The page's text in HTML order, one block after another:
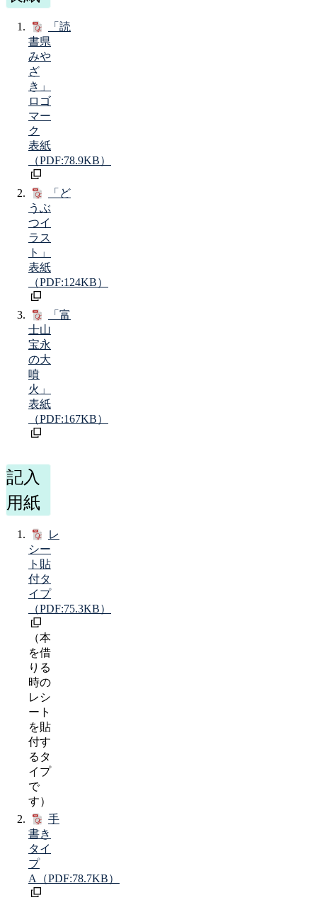
「読
書県
みや
ざ
き」
ロゴ
マー
ク
表紙
（PDF:78.9KB）
「ど
うぶ
つイ
ラス
ト」
表紙
（PDF:124KB）
「富
士山
宝永
の大
噴
火」
表紙
（PDF:167KB）
記入
用紙
レ
シー
ト貼
付タ
イプ
（PDF:75.3KB）
（本
を借
りる
時の
レシ
ート
を貼
付す
るタ
イプ
で
す）
手
書き
タイ
プ
A
（PDF:78.7KB）